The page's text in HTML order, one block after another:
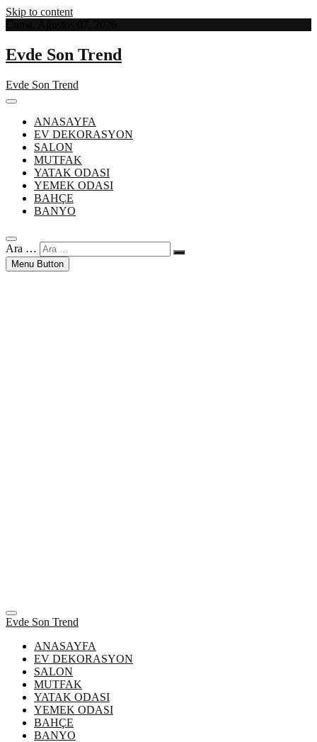
Skip to content
Evde Son Trend
Evde Son Trend
ANASAYFA
EV DEKORASYON
SALON
MUTFAK
YATAK ODASI
YEMEK ODASI
BAHÇE
BANYO
Ara …
Menu Button
Evde Son Trend
ANASAYFA
EV DEKORASYON
SALON
MUTFAK
YATAK ODASI
YEMEK ODASI
BAHÇE
BANYO